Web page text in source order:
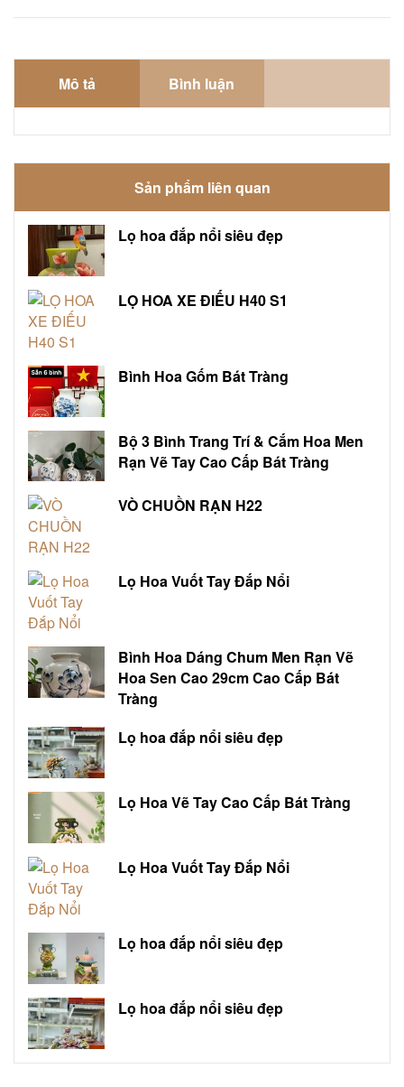
Mô tả Bình luận
Sản phẩm liên quan
Lọ hoa đắp nổi siêu đẹp
LỌ HOA XE ĐIẾU H40 S1
Bình Hoa Gốm Bát Tràng
Bộ 3 Bình Trang Trí & Cắm Hoa Men
Rạn Vẽ Tay Cao Cấp Bát Tràng
VÒ CHUỒN RẠN H22
Lọ Hoa Vuốt Tay Đắp Nổi
Bình Hoa Dáng Chum Men Rạn Vẽ
Hoa Sen Cao 29cm Cao Cấp Bát
Tràng
Lọ hoa đắp nổi siêu đẹp
Lọ Hoa Vẽ Tay Cao Cấp Bát Tràng
Lọ Hoa Vuốt Tay Đắp Nổi
Lọ hoa đắp nổi siêu đẹp
Lọ hoa đắp nổi siêu đẹp